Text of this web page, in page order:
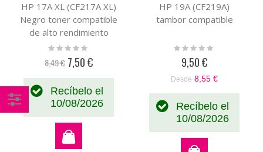
HP 17A XL (CF217A XL)
Negro toner compatible
de alto rendimiento
BARATO (6K)
Rating:
8,49 € Precio
7,50 €
Recíbelo el
10/08/2026
HP 19A (CF219A)
tambor compatible
Rating:
9,50 €
Desde 8,55 €
Recíbelo el
10/08/2026
Comprar